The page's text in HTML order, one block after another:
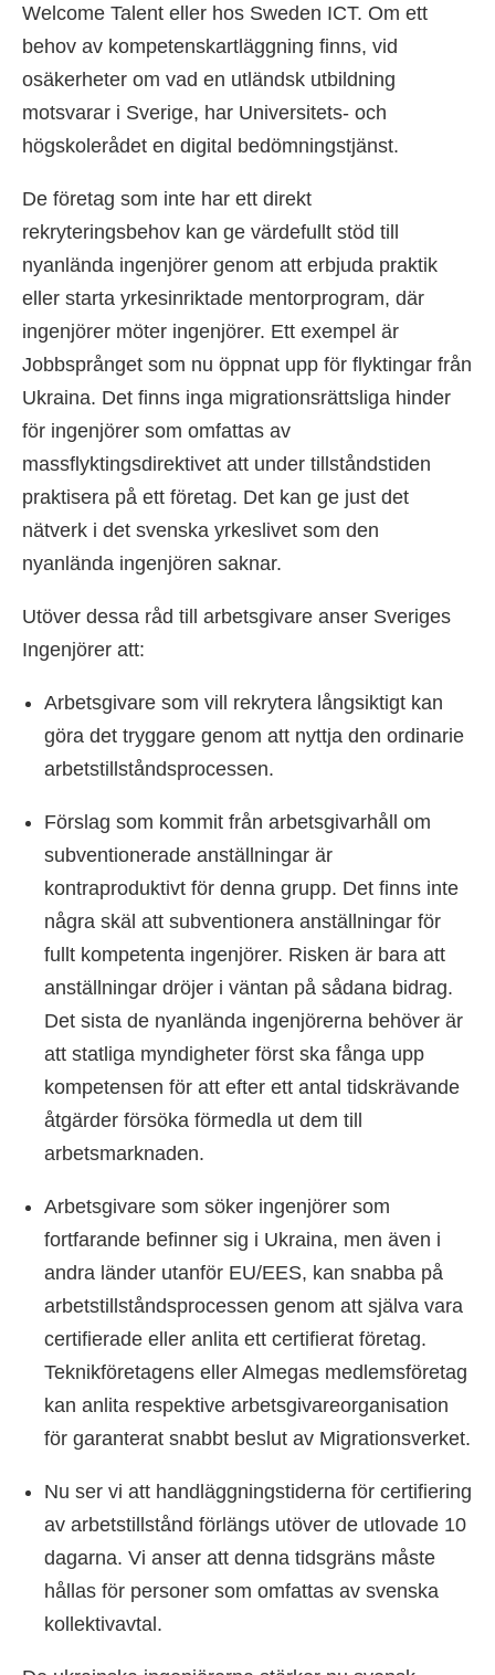
Welcome Talent eller hos Sweden ICT. Om ett
behov av kompetenskartläggning finns, vid
osäkerheter om vad en utländsk utbildning
motsvarar i Sverige, har Universitets- och
högskolerådet en digital bedömningstjänst.
De företag som inte har ett direkt
rekryteringsbehov kan ge värdefullt stöd till
nyanlända ingenjörer genom att erbjuda praktik
eller starta yrkesinriktade mentorprogram, där
ingenjörer möter ingenjörer. Ett exempel är
Jobbsprånget som nu öppnat upp för flyktingar från
Ukraina. Det finns inga migrationsrättsliga hinder
för ingenjörer som omfattas av
massflyktingsdirektivet att under tillståndstiden
praktisera på ett företag. Det kan ge just det
nätverk i det svenska yrkeslivet som den
nyanlända ingenjören saknar.
Utöver dessa råd till arbetsgivare anser Sveriges
Ingenjörer att:
Arbetsgivare som vill rekrytera långsiktigt kan
göra det tryggare genom att nyttja den ordinarie
arbetstillståndsprocessen.
Förslag som kommit från arbetsgivarhåll om
subventionerade anställningar är
kontraproduktivt för denna grupp. Det finns inte
några skäl att subventionera anställningar för
fullt kompetenta ingenjörer. Risken är bara att
anställningar dröjer i väntan på sådana bidrag.
Det sista de nyanlända ingenjörerna behöver är
att statliga myndigheter först ska fånga upp
kompetensen för att efter ett antal tidskrävande
åtgärder försöka förmedla ut dem till
arbetsmarknaden.
Arbetsgivare som söker ingenjörer som
fortfarande befinner sig i Ukraina, men även i
andra länder utanför EU/EES, kan snabba på
arbetstillståndsprocessen genom att själva vara
certifierade eller anlita ett certifierat företag.
Teknikföretagens eller Almegas medlemsföretag
kan anlita respektive arbetsgivareorganisation
för garanterat snabbt beslut av Migrationsverket.
Nu ser vi att handläggningstiderna för certifiering
av arbetstillstånd förlängs utöver de utlovade 10
dagarna. Vi anser att denna tidsgräns måste
hållas för personer som omfattas av svenska
kollektivavtal.